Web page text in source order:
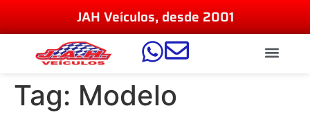
JAH Veículos, desde 2001
Tag: Modelo